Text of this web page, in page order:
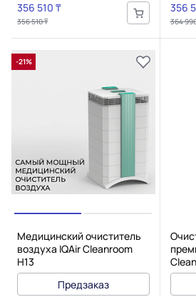
356 510 ₸
356 510 ₸
356
364
-21%
Медицинский очиститель
воздуха IQAir Cleanroom
H13
Предзаказ